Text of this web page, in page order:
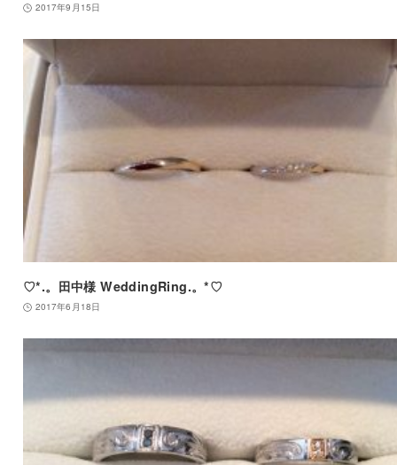
2017年9月15日
♡*.。田中様 WeddingRing.。*♡
2017年6月18日